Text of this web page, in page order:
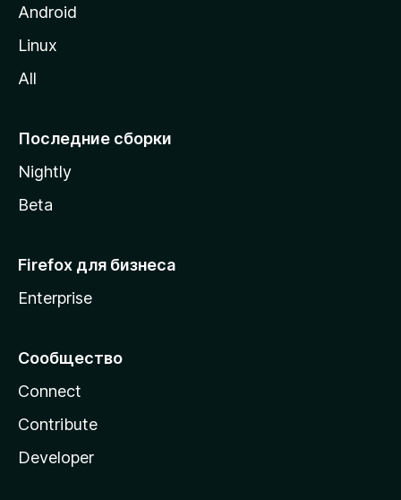
M
i
l
Android
Linux
All
Последние сборки
Nightly
Beta
Firefox для бизнеса
Enterprise
Сообщество
Connect
Contribute
Developer